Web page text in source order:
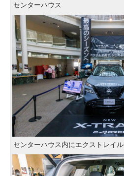
センターハウス
センターハウス内にエクストレイ